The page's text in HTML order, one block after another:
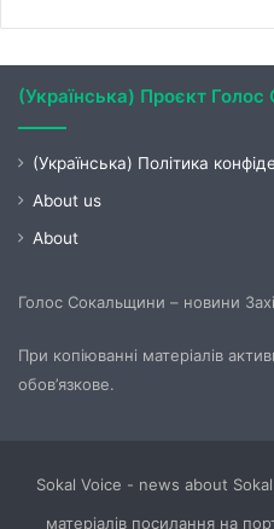
(Українська) Проєкт
(Українська) Політика
About us
About
Голос Сокальщини – новини
При копіюванні матеріалів
обов’язкове.
Sokal Voice - news about
матеріалів посилання на